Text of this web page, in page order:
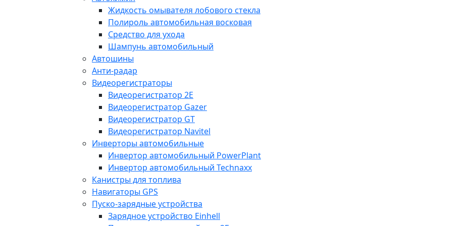
Жидкость омывателя лобового стекла
Полироль автомобильная восковая
Средство для ухода
Шампунь автомобильный
Автошины
Анти-радар
Видеорегистраторы
Видеорегистратор 2E
Видеорегистратор Gazer
Видеорегистратор GT
Видеорегистратор Navitel
Инверторы автомобильные
Инвертор автомобильный PowerPlant
Инвертор автомобильный Technaxx
Канистры для топлива
Навигаторы GPS
Пуско-зарядные устройства
Зарядное устройство Einhell